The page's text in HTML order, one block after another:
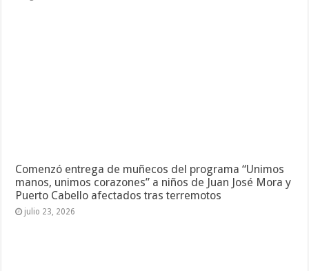
Comenzó entrega de muñecos del programa “Unimos
manos, unimos corazones” a niños de Juan José Mora y
Puerto Cabello afectados tras terremotos
julio 23, 2026